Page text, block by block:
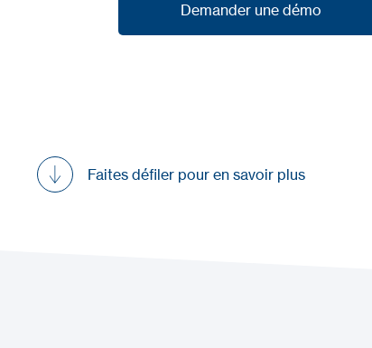
Demander une démo
Faites défiler pour en savoir plus